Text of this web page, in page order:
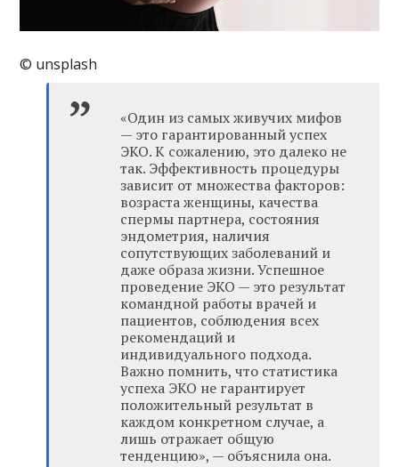
© unsplash
«Один из самых живучих мифов
— это гарантированный успех
ЭКО. К сожалению, это далеко не
так. Эффективность процедуры
зависит от множества факторов:
возраста женщины, качества
спермы партнера, состояния
эндометрия, наличия
сопутствующих заболеваний и
даже образа жизни. Успешное
проведение ЭКО — это результат
командной работы врачей и
пациентов, соблюдения всех
рекомендаций и
индивидуального подхода.
Важно помнить, что статистика
успеха ЭКО не гарантирует
положительный результат в
каждом конкретном случае, а
лишь отражает общую
тенденцию», — объяснила она.